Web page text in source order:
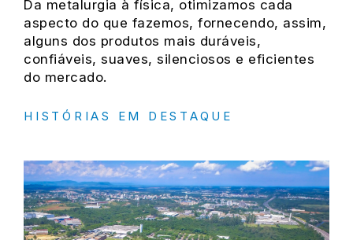
Da metalurgia à física, otimizamos cada
aspecto do que fazemos, fornecendo, assim,
alguns dos produtos mais duráveis,
confiáveis, suaves, silenciosos e eficientes
do mercado.
HISTÓRIAS EM DESTAQUE